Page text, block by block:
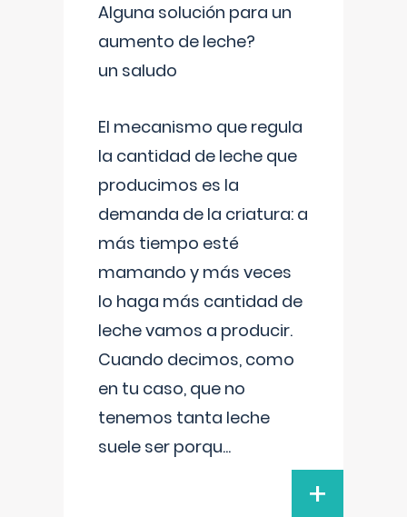
Alguna solución para un
aumento de leche?
un saludo
El mecanismo que regula
la cantidad de leche que
producimos es la
demanda de la criatura: a
más tiempo esté
mamando y más veces
lo haga más cantidad de
leche vamos a producir.
Cuando decimos, como
en tu caso, que no
tenemos tanta leche
suele ser porqu...
+